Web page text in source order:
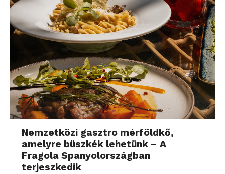
Nemzetközi gasztro mérföldkő,
amelyre büszkék lehetünk – A
Fragola Spanyolországban
terjeszkedik